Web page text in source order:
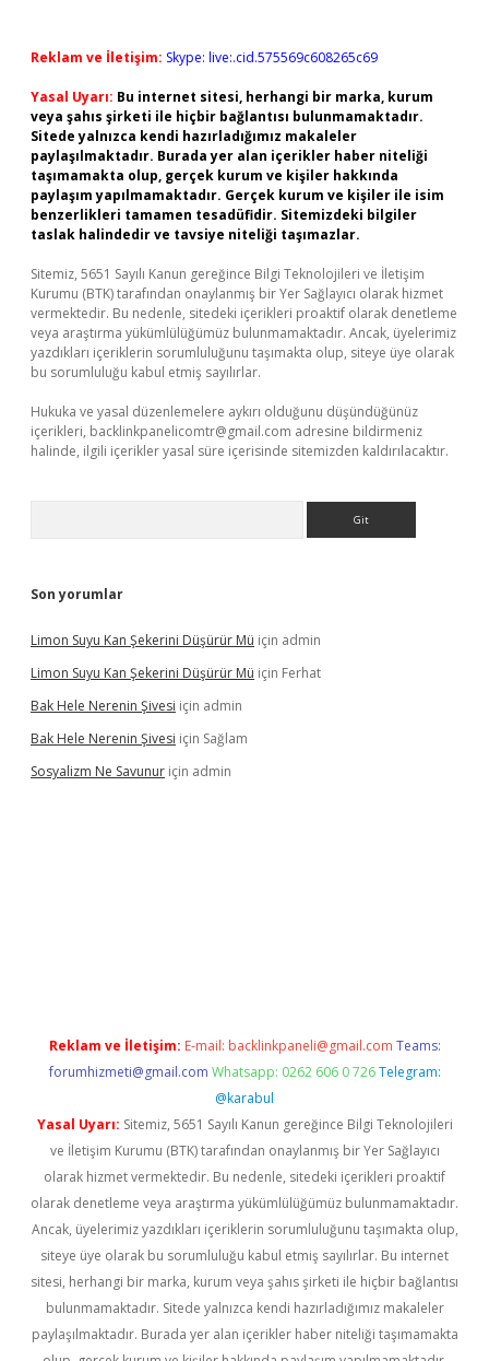
Reklam ve İletişim: Skype: live:.cid.575569c608265c69
Yasal Uyarı: Bu internet sitesi, herhangi bir marka, kurum
veya şahıs şirketi ile hiçbir bağlantısı bulunmamaktadır.
Sitede yalnızca kendi hazırladığımız makaleler
paylaşılmaktadır. Burada yer alan içerikler haber niteliği
taşımamakta olup, gerçek kurum ve kişiler hakkında
paylaşım yapılmamaktadır. Gerçek kurum ve kişiler ile isim
benzerlikleri tamamen tesadüfidir. Sitemizdeki bilgiler
taslak halindedir ve tavsiye niteliği taşımazlar.
Sitemiz, 5651 Sayılı Kanun gereğince Bilgi Teknolojileri ve İletişim
Kurumu (BTK) tarafından onaylanmış bir Yer Sağlayıcı olarak hizmet
vermektedir. Bu nedenle, sitedeki içerikleri proaktif olarak denetleme
veya araştırma yükümlülüğümüz bulunmamaktadır. Ancak, üyelerimiz
yazdıkları içeriklerin sorumluluğunu taşımakta olup, siteye üye olarak
bu sorumluluğu kabul etmiş sayılırlar.
Hukuka ve yasal düzenlemelere aykırı olduğunu düşündüğünüz
içerikleri, backlinkpanelicomtr@gmail.com adresine bildirmeniz
halinde, ilgili içerikler yasal süre içerisinde sitemizden kaldırılacaktır.
Son yorumlar
Limon Suyu Kan Şekerini Düşürür Mü için admin
Limon Suyu Kan Şekerini Düşürür Mü için Ferhat
Bak Hele Nerenin Şivesi için admin
Bak Hele Nerenin Şivesi için Sağlam
Sosyalizm Ne Savunur için admin
Reklam ve İletişim: E-mail: backlinkpaneli@gmail.com Teams:
forumhizmeti@gmail.com Whatsapp: 0262 606 0 726 Telegram:
@karabul
Yasal Uyarı: Sitemiz, 5651 Sayılı Kanun gereğince Bilgi Teknolojileri
ve İletişim Kurumu (BTK) tarafından onaylanmış bir Yer Sağlayıcı
olarak hizmet vermektedir. Bu nedenle, sitedeki içerikleri proaktif
olarak denetleme veya araştırma yükümlülüğümüz bulunmamaktadır.
Ancak, üyelerimiz yazdıkları içeriklerin sorumluluğunu taşımakta olup,
siteye üye olarak bu sorumluluğu kabul etmiş sayılırlar. Bu internet
sitesi, herhangi bir marka, kurum veya şahıs şirketi ile hiçbir bağlantısı
bulunmamaktadır. Sitede yalnızca kendi hazırladığımız makaleler
paylaşılmaktadır. Burada yer alan içerikler haber niteliği taşımamakta